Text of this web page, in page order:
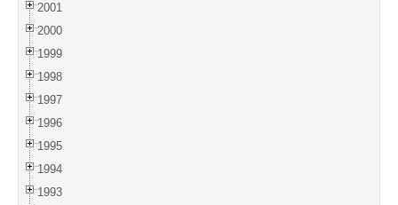
2001
2000
1999
1998
1997
1996
1995
1994
1993